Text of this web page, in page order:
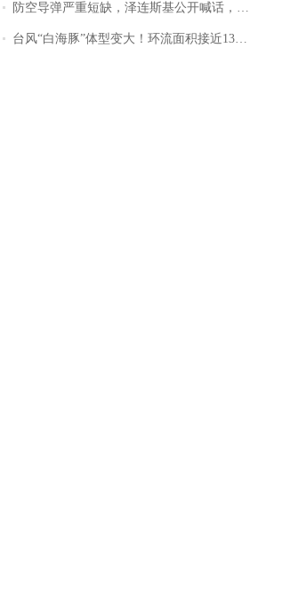
防空导弹严重短缺，泽连斯基公开喊话，乌克兰失去导弹拦截能力？
台风“白海豚”体型变大！环流面积接近13个浙江那么大